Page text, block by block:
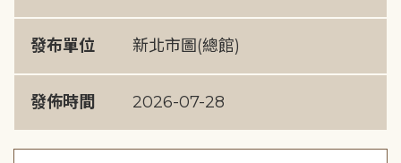
發布單位 新北市圖(總館)
發佈時間 2026-07-28